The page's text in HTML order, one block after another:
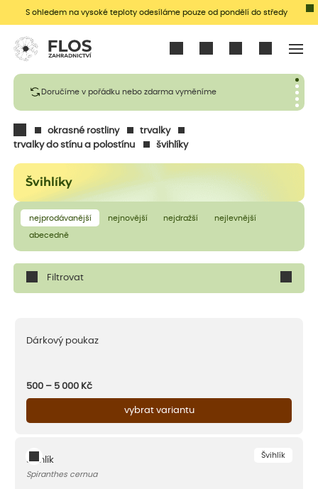
S ohledem na vysoké teploty odesíláme pouze od pondělí do středy
Doručíme v pořádku nebo zdarma vyměníme
okrasné rostliny
trvalky
trvalky do stínu a polostínu
švihlíky
Švihlíky
nejprodávanější nejnovější nejdražší nejlevnější
abecedně
Filtrovat
Dárkový poukaz
500 – 5 000 Kč
vybrat variantu
Švihlík
Švihlík
Spiranthes cernua